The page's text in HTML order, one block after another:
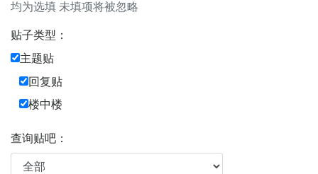
均为选填 未填项将被忽略
贴子类型：
主题贴
回复贴
楼中楼
查询贴吧：